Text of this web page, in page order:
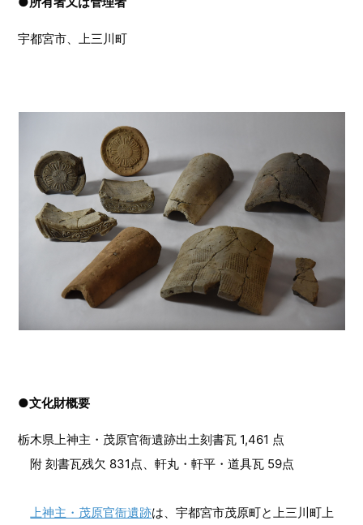
宇都宮市、上三川町
●文化財概要
栃木県上神主・茂原官衙遺跡出土刻書瓦 1,461 点
附 刻書瓦残欠 831点、軒丸・軒平・道具瓦 59点
上神主・茂原官衙遺跡は、宇都宮市茂原町と上三川町上